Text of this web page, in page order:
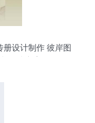
设计制作 彼岸图